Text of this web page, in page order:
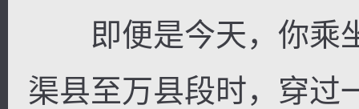
即便是今天，你乘
渠县至万县段时，穿过